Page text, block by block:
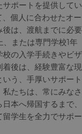
ポートを提供してい
個人に合わせたオー
は、渡航までに必要
または専門学校1年
の入学手続きやビザ
後は、経験豊富な現
う、手厚いサポート
たちは、常にみなさ
本へ帰国するまで、
学生を全力でサポー